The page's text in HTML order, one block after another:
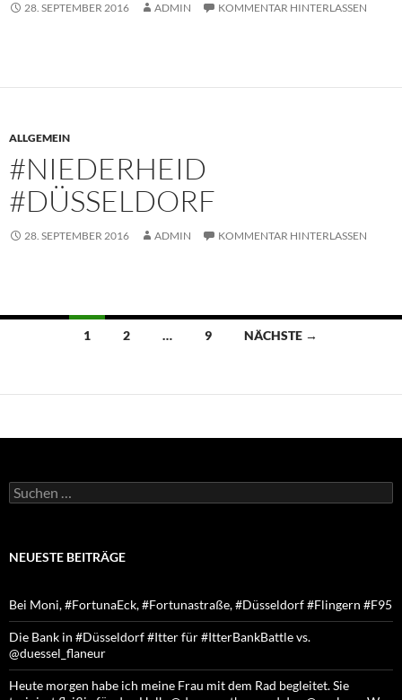
28. SEPTEMBER 2016 ADMIN KOMMENTAR HINTERLASSEN
ALLGEMEIN
#NIEDERHEID
#DÜSSELDORF
28. SEPTEMBER 2016 ADMIN KOMMENTAR HINTERLASSEN
Beitragsnavigation
1 2 … 9 NÄCHSTE →
Suchen
nach:
NEUESTE BEITRÄGE
Bei Moni, #FortunaEck, #Fortunastraße, #Düsseldorf #Flingern #F95
Die Bank in #Düsseldorf #Itter für #ItterBankBattle vs.
@duessel_flaneur
Heute morgen habe ich meine Frau mit dem Rad begleitet. Sie